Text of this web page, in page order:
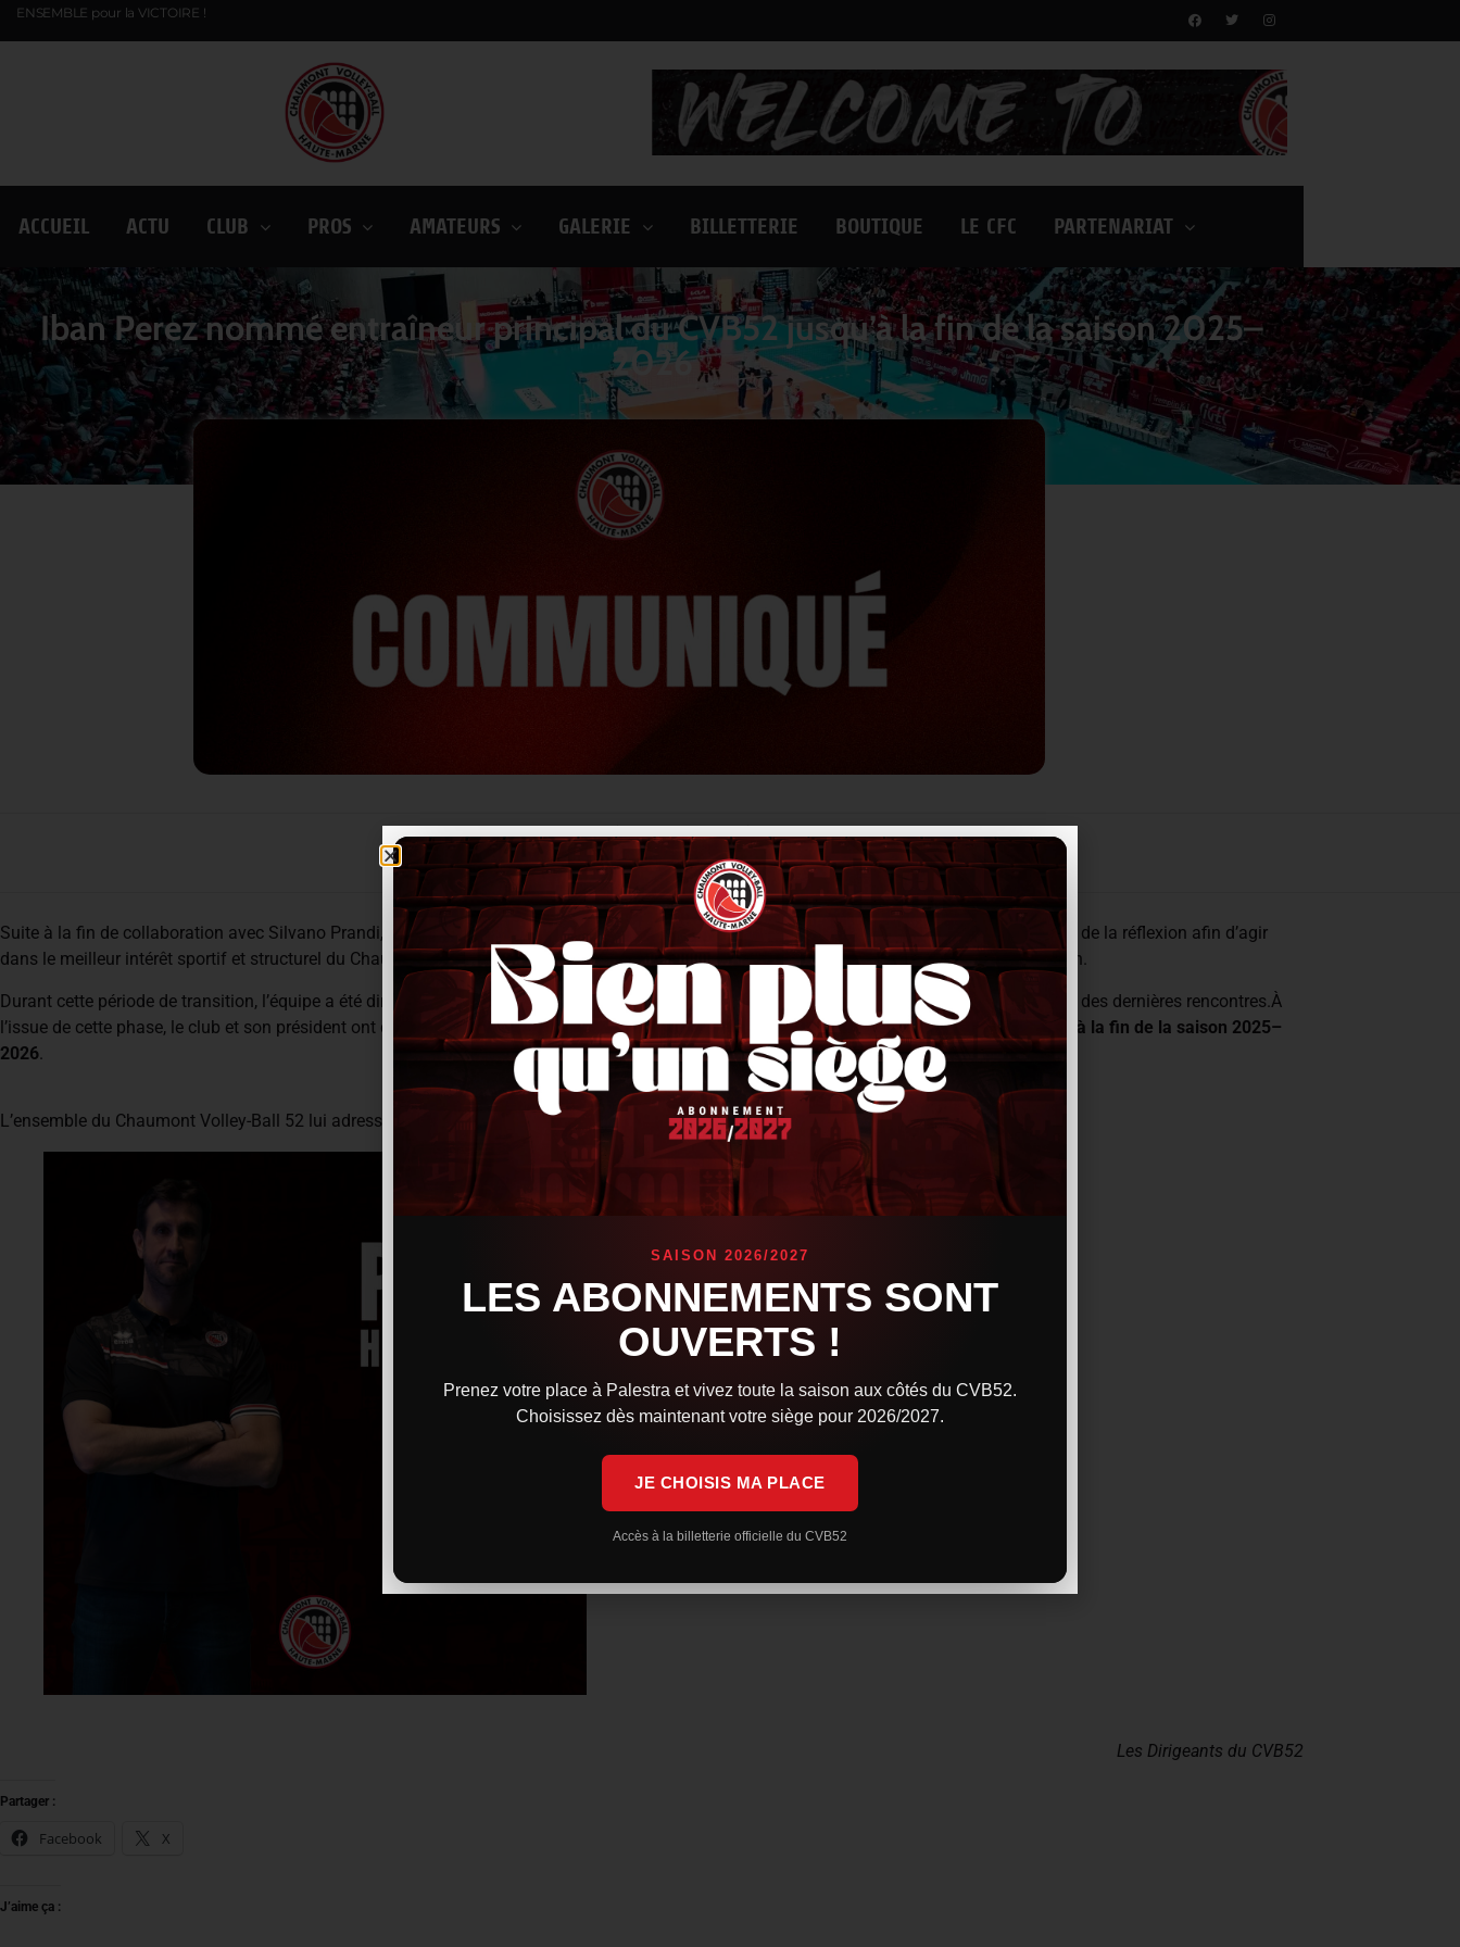
ENSEMBLE pour la VICTOIRE !
ACCUEIL ACTU CLUB PROS AMATEURS GALERIE BILLETTERIE BOUTIQUE LE CFC PARTENARIAT
Iban Perez nommé entraîneur principal du CVB52 jusqu’à la fin de la saison 2025–
2026
Benjamin Bobée février 9, 2026 4:00 pm
Facebook Twitter Linkedin
Suite à la fin de collaboration avec Silvano Prandi, entraîneur principal du CVB52 pendant plus de dix ans, le club a souhaité prendre le temps de la réflexion afin d’agir
dans le meilleur intérêt sportif et structurel du Chaumont Volley-Ball 52, dans un contexte exigeant et contraint par le calendrier de compétition.
Durant cette période de transition, l’équipe a été dirigée par l’entraîneur adjoint, Iban Perez, qui a assuré l’intérim sur le banc professionnel lors des dernières rencontres.À
l’issue de cette phase, le club et son président ont décidé de confirmerIban Perez au poste d’entraîneur principal, avec effet immédiat,
jusqu’à la fin de la saison 2025–
2026
L’ensemble du Chaumont Volley-Ball 52 lui adresse sa pleine confiance et lui souhaite la plus grande réussite dans ses nouvelles fonctions.
Les Dirigeants du CVB52
Partager :
Facebook X
J’aime ça :
SAISON 2026/2027
LES ABONNEMENTS SONT
OUVERTS !
Prenez votre place à Palestra et vivez toute la saison aux côtés du CVB52.
Choisissez dès maintenant votre siège pour 2026/2027.
JE CHOISIS MA PLACE
Accès à la billetterie officielle du CVB52